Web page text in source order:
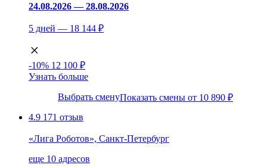
24.08.2026 — 28.08.2026
5 дней — 18 144 ₽
-10% 12 100 ₽
Узнать больше
Выбрать сменуПоказать смены от 10 890 ₽
4.9 171 отзыв
«Лига Роботов», Санкт-Петербург
еще 10 адресов